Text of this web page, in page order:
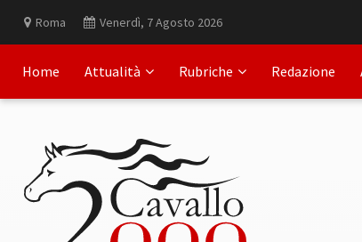
Roma Venerdì, 7 Agosto 2026
Home Attualità Rubriche Redazione